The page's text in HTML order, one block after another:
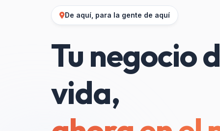
De aquí, para la gente de aquí
Tu negocio
vida,